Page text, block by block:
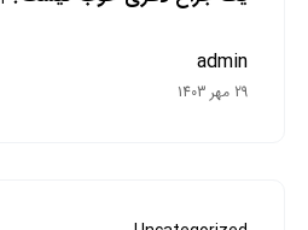
admin
29 مهر 1403